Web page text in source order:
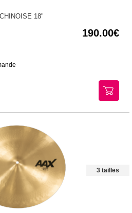
18"
190.00
3 tailles